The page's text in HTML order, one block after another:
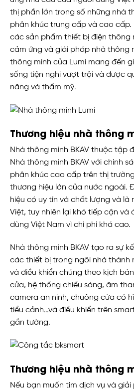
thị phần lớn trong số những nhà
phân khúc trung cấp và cao cấp.
các sản phẩm thiết bị điện thông
cảm ứng và giải pháp nhà thông
thông minh của Lumi mang đến
sống tiện nghi vượt trội và được
năng và thẩm mỹ.
Thương hiệu nhà thông
Nhà thông minh BKAV thuộc tập
Nhà thông minh BKAV với chính
phân khúc cao cấp trên thị
thương hiệu lớn của nước ngoài.
hiệu có uy tín và chất lượng và là
Việt, tuy nhiên lại khó tiếp cận và
dùng Việt Nam vì chi phí khá cao.
Nhà thông minh BKAV tạo ra sự
các thiết bị trong ngôi nhà thành
và điều khiển chúng theo kịch
cửa, hệ thống chiếu sáng, âm
camera an ninh, chuông cửa có
tiểu cảnh…và điều khiển trên
gắn tường.
Thương hiệu nhà thông
Nếu bạn muốn tìm dịch vụ và